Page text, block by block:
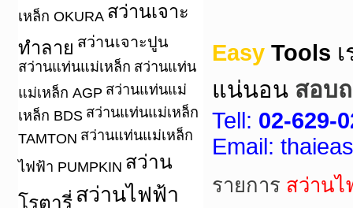
เหล็ก OKURA สว่านเจาะ
ทำลาย สว่านเจาะปูน
สว่านแท่นแม่เหล็ก สว่านแท่น
แม่เหล็ก AGP สว่านแท่นแม่
เหล็ก BDS สว่านแท่นแม่เหล็ก
TAMTON สว่านแท่นแม่เหล็ก
ไฟฟ้า PUMPKIN สว่าน
โรตารี่ สว่านไฟฟ้า
Easy Tools
แน่นอน สอบ
Tell: 02-629-
Email:
รายการ สว่านไ